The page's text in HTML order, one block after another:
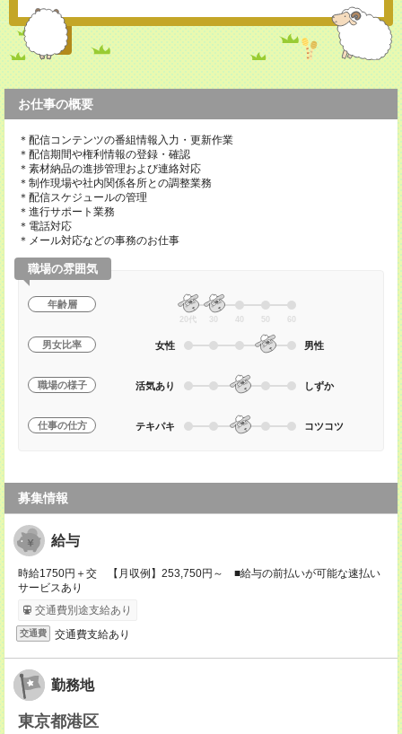
お仕事の概要
＊配信コンテンツの番組情報入力・更新作業
＊配信期間や権利情報の登録・確認
＊素材納品の進捗管理および連絡対応
＊制作現場や社内関係各所との調整業務
＊配信スケジュールの管理
＊進行サポート業務
＊電話対応
＊メール対応などの事務のお仕事
職場の雰囲気
年齢層
20代 30 40 50 60
男女比率 女性 男性
職場の様子 活気あり しずか
仕事の仕方 テキパキ コツコツ
募集情報
給与
時給1750円＋交 【月収例】253,750円～ ■給与の前払いが可能な速払い
サービスあり
交通費別途支給あり
交通費 交通費支給あり
勤務地
東京都港区